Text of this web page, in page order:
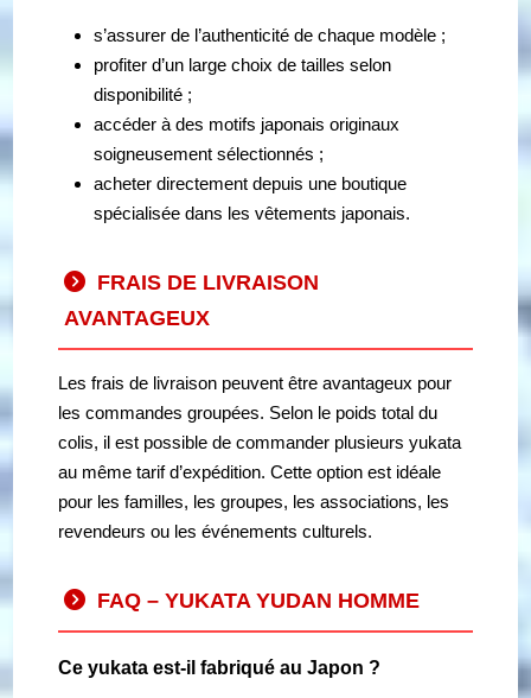
s’assurer de l’authenticité de chaque modèle ;
profiter d’un large choix de tailles selon
disponibilité ;
accéder à des motifs japonais originaux
soigneusement sélectionnés ;
acheter directement depuis une boutique
spécialisée dans les vêtements japonais.
FRAIS DE LIVRAISON
AVANTAGEUX
Les frais de livraison peuvent être avantageux pour
les commandes groupées. Selon le poids total du
colis, il est possible de commander plusieurs yukata
au même tarif d’expédition. Cette option est idéale
pour les familles, les groupes, les associations, les
revendeurs ou les événements culturels.
FAQ – YUKATA YUDAN HOMME
Ce yukata est-il fabriqué au Japon ?